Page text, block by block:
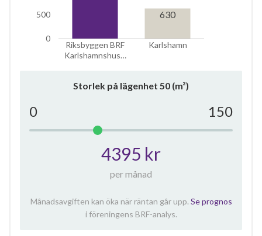
Riksbyggen BRF
Karlshamnshus…
Karlshamn
0
500
630
Storlek på lägenhet 50 (m²)
0 150
4395 kr
per månad
Månadsavgiften kan öka när räntan går upp. Se prognos
i föreningens BRF-analys.